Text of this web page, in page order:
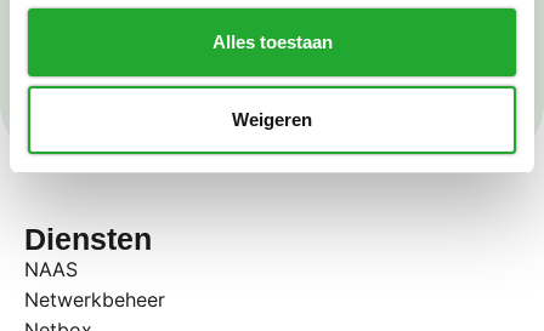
Alles toestaan
Weigeren
Diensten
NAAS
Netwerkbeheer